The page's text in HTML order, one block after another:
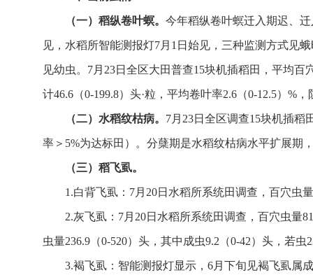
（一）稻纵卷叶螟。 今年稻纵卷叶螟迁入期迟、
见，水稻所智能测报灯7月1日始见，三种监测方式见
见幼虫。7月23日全区大田普查15块机插稻田，平均
计46.6（0-199.8）头·粒，平均卷叶率2.6（0-12.5）%
（二）水稻纹枯病。 7月23日全区调查15块机插稻
率＞5%为达标田）。分蘖期是水稻纹枯病水平扩展期
（三）稻飞虱。
1.白背飞虱：7月20日水稻所系统田调查，百穴虫
2.灰飞虱：7月20日水稻所系统田调查，百穴虫量
虫量236.9（0-520）头，其中成虫9.2（0-42）头，若虫
3.褐飞虱：智能测报灯显示，6月下旬见褐飞虱属